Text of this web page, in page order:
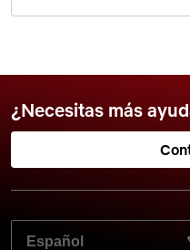
¿Necesitas más
SELECCIONA EL